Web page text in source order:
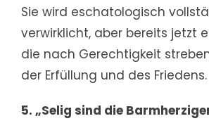
Sie wird eschatologisch
verwirklicht, aber bereits jetzt
die nach Gerechtigkeit
der Erfüllung und des Friedens.
5. „Selig sind die